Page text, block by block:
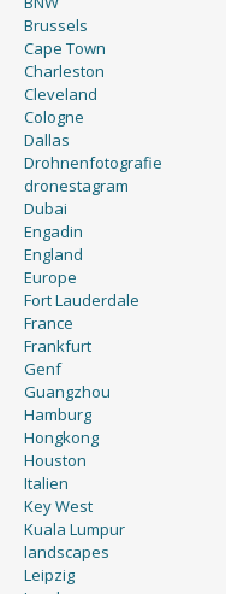
Brussels
Cape Town
Charleston
Cleveland
Cologne
Dallas
Drohnenfotografie
dronestagram
Dubai
Engadin
England
Europe
Fort Lauderdale
France
Frankfurt
Genf
Guangzhou
Hamburg
Hongkong
Houston
Italien
Key West
Kuala Lumpur
landscapes
Leipzig